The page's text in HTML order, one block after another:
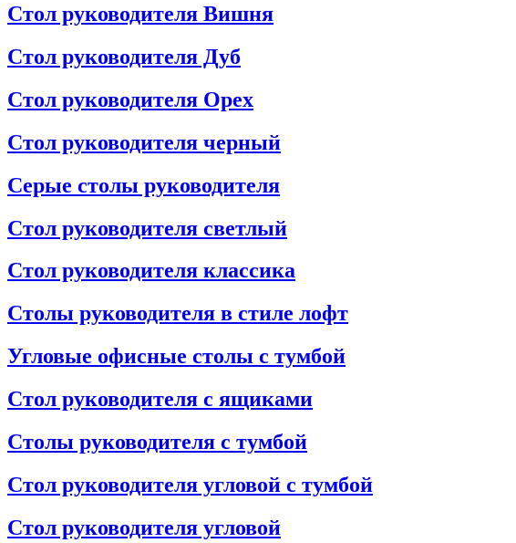
Стол руководителя Вишня
Стол руководителя Дуб
Стол руководителя Орех
Стол руководителя черный
Серые столы руководителя
Стол руководителя светлый
Стол руководителя классика
Столы руководителя в стиле лофт
Угловые офисные столы с тумбой
Стол руководителя с ящиками
Столы руководителя с тумбой
Стол руководителя угловой с тумбой
Стол руководителя угловой